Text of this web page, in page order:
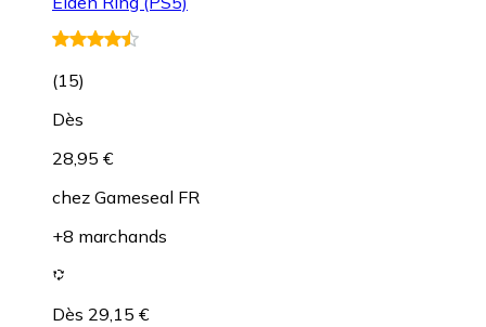
(15)
Dès
28,95 €
chez Gameseal FR
+8 marchands
Dès 29,15 €